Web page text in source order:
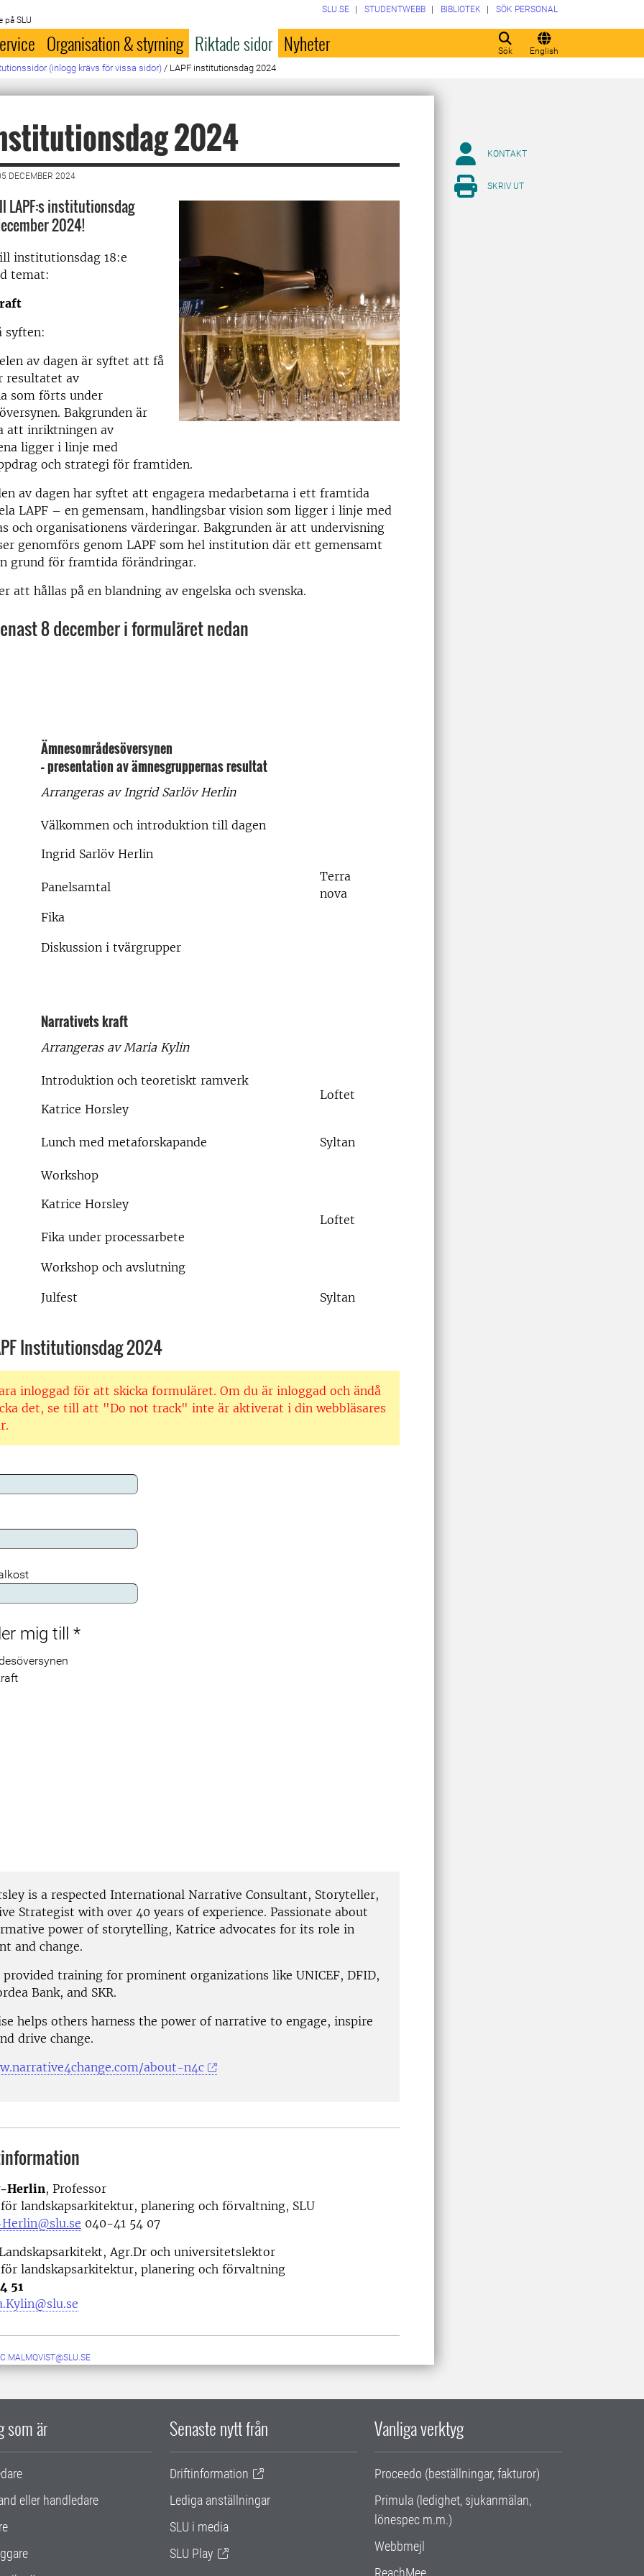
på SLU
Sök English
SLU.SE STUDENTWEBB BIBLIOTEK SÖK PERSONAL
Organisation & styrning Riktade sidor Nyheter
(inlogg krävs för vissa sidor) / LAPF institutionsdag 2024
2024
DECEMBER 2024
LAPF:s institutionsdag
2024!
institutionsdag 18:e
temat:
syften:
av dagen är syftet att få
resultatet av
som förts under
Bakgrunden är
att inriktningen av
ligger i linje med
och strategi för framtiden.
av dagen har syftet att engagera medarbetarna i ett framtida
LAPF – en gemensam, handlingsbar vision som ligger i linje med
och organisationens värderingar. Bakgrunden är att undervisning
genomförs genom LAPF som hel institution där ett gemensamt
grund för framtida förändringar.
att hållas på en blandning av engelska och svenska.
8 december i formuläret nedan
Ämnesområdesöversynen
– presentation av ämnesgruppernas resultat
Arrangeras av Ingrid Sarlöv Herlin
Välkommen och introduktion till dagen
Ingrid Sarlöv Herlin
Terra
nova
Panelsamtal
Fika
Diskussion i tvärgrupper
Narrativets kraft
Arrangeras av Maria Kylin
Introduktion och teoretiskt ramverk
Katrice Horsley
Loftet
Lunch med metaforskapande Syltan
Workshop
Katrice Horsley
Loftet
Fika under processarbete
Workshop och avslutning
Julfest Syltan
Institutionsdag 2024
inloggad för att skicka formuläret. Om du är inloggad och ändå
det, se till att "Do not track" inte är aktiverat i din webbläsares
mig till *
is a respected International Narrative Consultant, Storyteller,
Strategist with over 40 years of experience. Passionate about
power of storytelling, Katrice advocates for its role in
and change.
provided training for prominent organizations like UNICEF, DFID,
Bank, and SKR.
helps others harness the power of narrative to engage, inspire
drive change.
about-n4c
Herlin, Professor
landskapsarkitektur, planering och förvaltning, SLU
040-41 54 07
Agr.Dr och universitetslektor
landskapsarkitektur, planering och förvaltning
51
KONTAKT
SKRIV UT
som är
eller handledare
Senaste nytt från
Driftinformation
Lediga anställningar
SLU i media
SLU Play
Vanliga verktyg
Proceedo (beställningar, fakturor)
Primula (ledighet, sjukanmälan,
lönespec m.m.)
Webbmejl
ReachMee